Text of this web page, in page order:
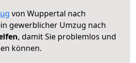
von Wuppertal nach
gewerblicher Umzug nach
, damit Sie problemlos und
können.